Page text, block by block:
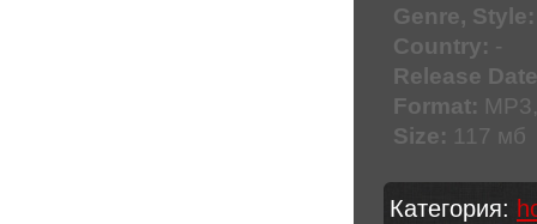
Genre, Style:
Country: -
Release
Format:
Size: 117 мб
Категория: